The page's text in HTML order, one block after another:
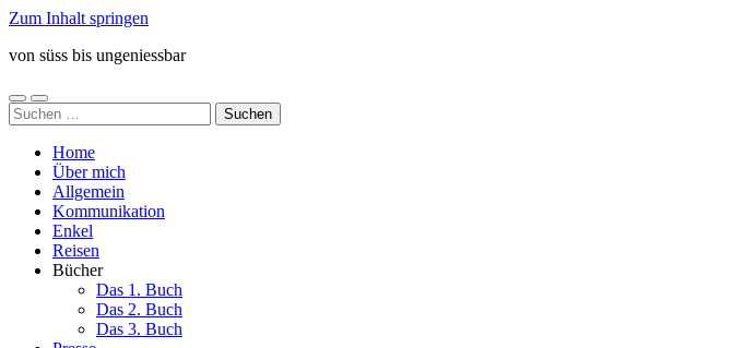
Zum Inhalt springen
von süss bis ungeniessbar
Mobile-
Menü
Suchfeld
ein-/ausblenden
Suchen
nach:
Home
Über mich
Allgemein
Kommunikation
Enkel
Reisen
Bücher
Das 1. Buch
Das 2. Buch
Das 3. Buch